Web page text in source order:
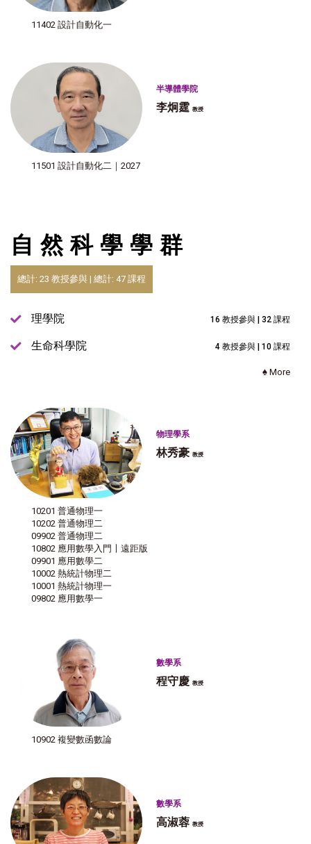
11402 設計自動化一
半導體學院
李炯霆 教授
11501 設計自動化二｜2027
自然科學學群
總計: 23 教授參與 | 總計: 47 課程
理學院 16 教授參與 | 32 課程
生命科學院 4 教授參與 | 10 課程
♠ More
物理學系
林秀豪 教授
10201 普通物理一
10202 普通物理二
09902 普通物理二
10802 應用數學入門〡遠距版
09901 應用數學二
10002 熱統計物理二
10001 熱統計物理一
09802 應用數學一
數學系
程守慶 教授
10902 複變數函數論
數學系
高淑蓉 教授